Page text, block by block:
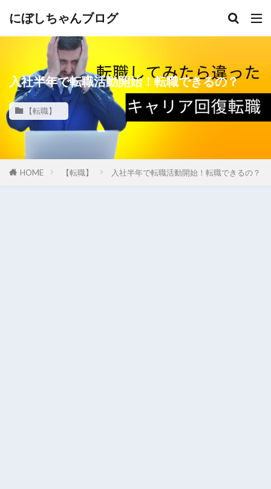
にぼしちゃんブログ
入社半年で転職活動開始！転職できるの？
【転職】
HOME 【転職】 入社半年で転職活動開始！転職できるの？